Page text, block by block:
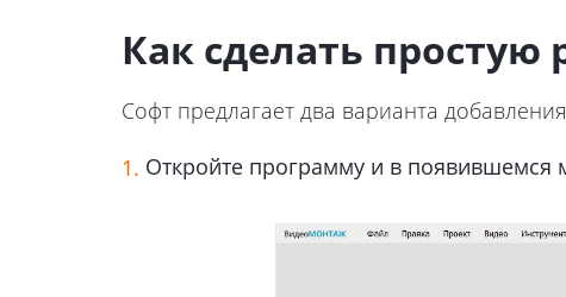
Как сделать простую
Софт предлагает два варианта
Откройте программу и в